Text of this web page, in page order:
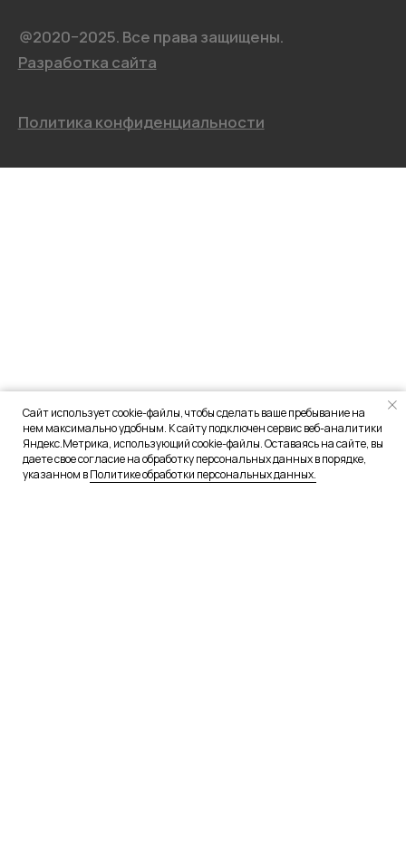
Сайт использует cookie-файлы, чтобы сделать ваше пребывание на
нем максимально удобным. К сайту подключен сервис веб-аналитики
Яндекс.Метрика, использующий cookie-файлы. Оставаясь на сайте, вы
даете свое согласие на обработку персональных данных в порядке,
указанном вПолитике обработки персональных данных.